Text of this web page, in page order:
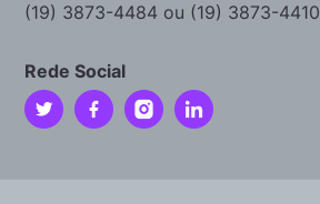
(19) 3873-4484 ou (19) 3873-4410
Rede Social